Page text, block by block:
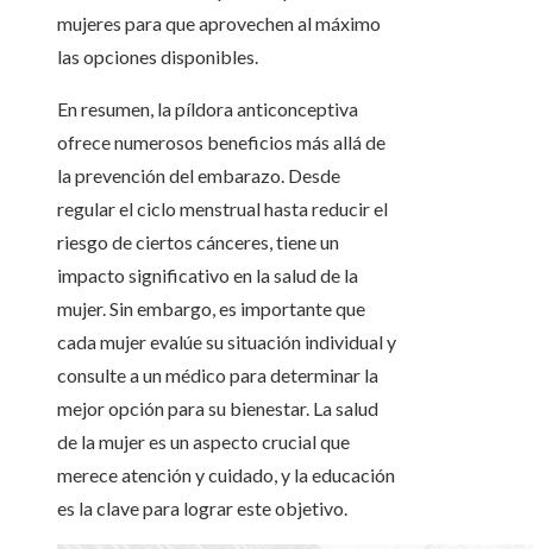
mujeres para que aprovechen al máximo
las opciones disponibles.
En resumen, la píldora anticonceptiva
ofrece numerosos beneficios más allá de
la prevención del embarazo. Desde
regular el ciclo menstrual hasta reducir el
riesgo de ciertos cánceres, tiene un
impacto significativo en la salud de la
mujer. Sin embargo, es importante que
cada mujer evalúe su situación individual y
consulte a un médico para determinar la
mejor opción para su bienestar. La salud
de la mujer es un aspecto crucial que
merece atención y cuidado, y la educación
es la clave para lograr este objetivo.